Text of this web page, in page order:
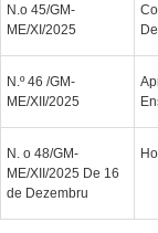
N.o 45/GM-
ME/XI/2025
N.º 46 /GM-
ME/XII/2025
N. o 48/GM-
ME/XII/2025 De 16
de Dezembru